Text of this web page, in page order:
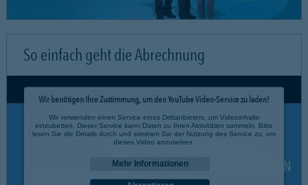
So einfach geht die Abrechnung
Wir benötigen Ihre Zustimmung, um den YouTube Video-Service zu laden!
Wir verwenden einen Service eines Drittanbieters, um Videoinhalte
einzubetten. Dieser Service kann Daten zu Ihren Aktivitäten sammeln. Bitte
lesen Sie die Details durch und stimmen Sie der Nutzung des Service zu, um
dieses Video anzusehen.
Mehr Informationen